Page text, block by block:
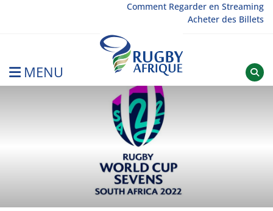
Comment Regarder en Streaming
Acheter des Billets
MENU
Rugby Afrique